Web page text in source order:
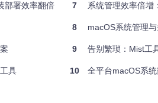
部署效率翻倍
具
7 系统管理效率倍增
8 macOS系统管理
9 告别繁琐：Mist工
10 全平台macOS系